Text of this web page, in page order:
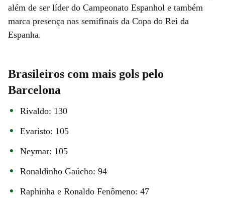
além de ser líder do Campeonato Espanhol e também
marca presença nas semifinais da Copa do Rei da
Espanha.
Brasileiros com mais gols pelo
Barcelona
Rivaldo: 130
Evaristo: 105
Neymar: 105
Ronaldinho Gaúcho: 94
Raphinha e Ronaldo Fenômeno: 47